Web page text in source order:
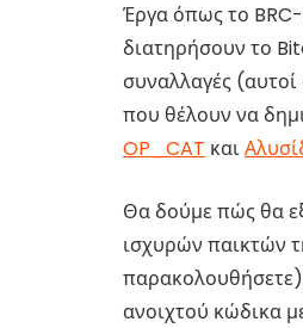
Έργα όπως το
διατηρήσουν το
συναλλαγές
που θέλουν να
OP_CAT και
Θα δούμε πώς θα
ισχυρών παικτών
ανοιχτού κώδικα